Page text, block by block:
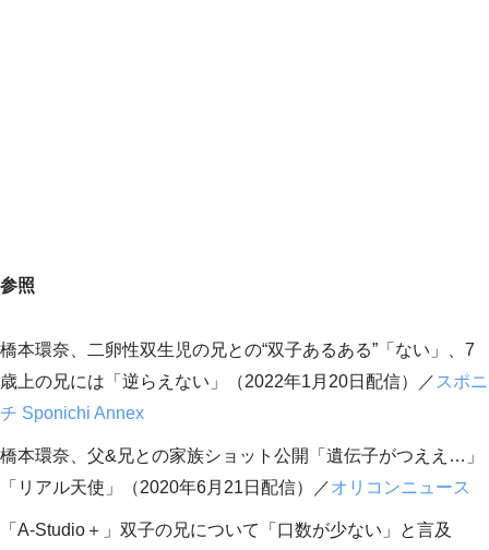
参照
橋本環奈、二卵性双生児の兄との“双子あるある”「ない」、7
歳上の兄には「逆らえない」（2022年1月20日配信）／ スポニ
チ Sponichi Annex
橋本環奈、父&兄との家族ショット公開「遺伝子がつええ…」
「リアル天使」（2020年6月21日配信）／オリコンニュース
「A-Studio＋」双子の兄について「口数が少ない」と言及